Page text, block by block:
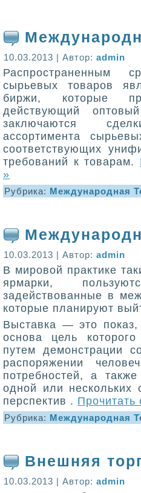
10.03.2013 | Автор: admin
Распространенным
сырьевых товаров
биржи, которые
действующий
заключаются
ассортимента
соответствующих
требований к товарам.
»
Рубрика: Международная
10.03.2013 | Автор: admin
В мировой практике
ярмарки,
задействованные в
которые планируют
Выставка — это
основа цель
путем демонстрации
распоряжении
потребностей, а
одной или нескольких
перспектив . Прочитать
Рубрика: Международная
Внешняя
10.03.2013 | Автор: admin